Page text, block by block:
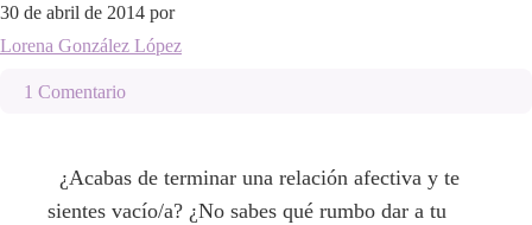
30 de abril de 2014 por
Lorena González López
1 Comentario
¿Acabas de terminar una relación afectiva y te
sientes vacío/a? ¿No sabes qué rumbo dar a tu